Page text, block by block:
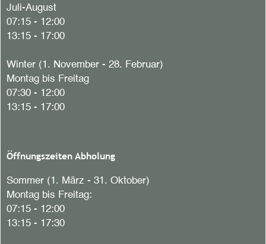
Juli-August
07:15 - 12:00
13:15 - 17:00
Winter (1. November - 28. Februar)
Montag bis Freitag
07:30 - 12:00
13:15 - 17:00
Öffnungszeiten Abholung
Sommer (1. März - 31. Oktober)
Montag bis Freitag:
07:15 - 12:00
13:15 - 17:30